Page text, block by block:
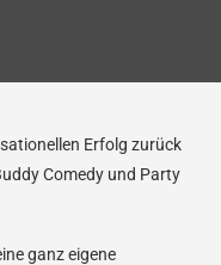
Erfolg zurück
Comedy und Party
ganz eigene